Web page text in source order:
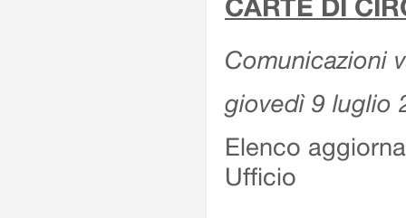
CARTE DI
Comunicazioni
giovedì 9 luglio
Elenco
Ufficio